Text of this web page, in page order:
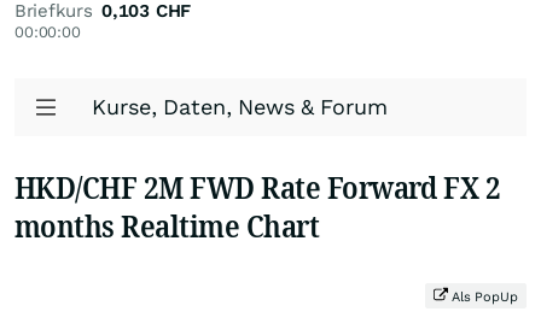
Briefkurs
00:00:00
0,103 CHF
Kurse, Daten, News & Forum
HKD/CHF 2M FWD Rate Forward FX 2
months Realtime Chart
Als PopUp